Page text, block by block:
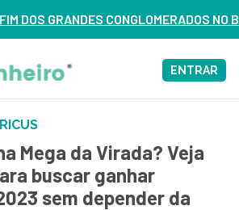
CONGLOMERADOS NO BRASIL?
ENTRAR
Mega da Virada? Veja
buscar ganhar
sem depender da